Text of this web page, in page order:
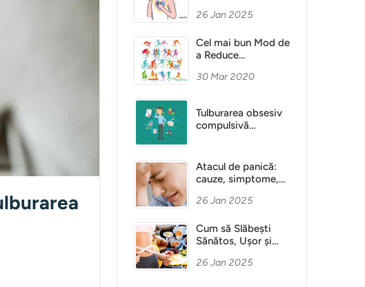
26 Jan 2025
Cel mai bun Mod de
a Reduce
30 Mar 2020
Tulburarea obsesiv
compulsivă
Atacul de panică:
cauze, simptome,
26 Jan 2025
Cum să Slăbești
Sănătos, Ușor și
26 Jan 2025